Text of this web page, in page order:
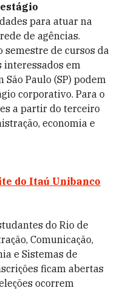
para atuar na
de agências.
de cursos da
interessados em
Paulo (SP) podem
corporativo. Para o
a partir do terceiro
economia e
do Itaú Unibanco
do Rio de
Comunicação,
e Sistemas de
ficam abertas
ocorrem